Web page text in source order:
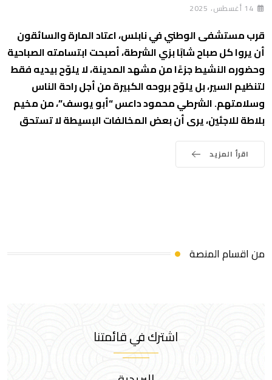
14 أغسطس، 2025
قرب مستشفى الوطني في نابلس، اعتاد المارة والسائقون
أن يروا كل صباح شابًا بزي الشرطة، أصبحت ابتسامته الصباحية
وحضوره النشيط جزءًا من مشهد المدينة، لا يلوّح بيديه فقط
لتنظيم السير، بل يلوّح بروحه الكبيرة من أجل راحة الناس
وسلامتهم. الشرطي محمود داعس “أبو يوسف”، من مخيم
بلاطة للاجئين، يرى أن بعض المخالفات البسيطة لا تستحق
اقرأ المزيد
من اقسام المنصة
اشترك في قائمتنا